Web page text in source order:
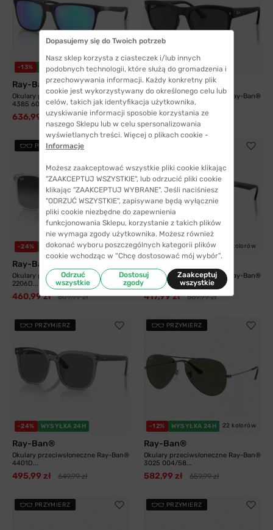
-13% WYSYŁKA 24H 3 kolory
Ray-Ban®
Okulary przeciwsłoneczne Ray-Ban®
4385 601SA1...
636,99 zł 728,99 zł
WYSYŁKA 24H
Ray-Ban®
Okulary przeciwsłoneczne Ray-Ban®
4428 601S48...
564,99 zł
PRZYMIERZ
-24% WYSYŁKA 24H 5 kolorów
Ray-Ban®
Okulary przeciwsłoneczne Ray-Ban®
2206D...
460,99 zł 609,99 zł
-27% WYSYŁKA 24H 5 kolorów
Okulary przeciwsłoneczne Ray-Ban®
2206D...
417,99 zł 569,99 zł
PRZYMIERZ
-24% WYSYŁKA 24H
Ray-Ban®
Okulary przeciwsłoneczne Ray-Ban®
4401D...
495,99 zł 649,99 zł
PRZYMIERZ
-12% WYSYŁKA 24H 22 kolorów
Ray-Ban®
Okulary przeciwsłoneczne Ray-Ban®
3025 004/58...
582,99 zł 659,99 zł
PRZYMIERZ PRZYMIERZ
Dopasujemy się do Twoich potrzeb
Nasz sklep korzysta z ciasteczek i/lub innych
podobnych technologii, które służą do gromadzenia i
przechowywania informacji. Każdy konkretny plik
cookie jest wykorzystywany do określonego celu lub
celów, takich jak identyfikacja użytkownika,
uzyskiwanie informacji sposobie korzystania ze
naszego Sklepu lub w celu spersonalizowania
wyświetlanych treści. Więcej o plikach cookie -
Informacje
Możesz zaakceptować wszystkie pliki cookie klikając
"ZAAKCEPTUJ WSZYSTKIE", lub odrzucić pliki cookie
klikając "ZAAKCEPTUJ WYBRANE". Jeśli naciśniesz
"ODRZUĆ WSZYSTKIE", zapisywane będą wyłącznie
pliki cookie niezbędne do zapewnienia
funkcjonowania Sklepu, korzystanie z takich plików
nie wymaga zgody użytkownika. Możesz również
dokonać wyboru poszczególnych kategorii plików
cookie wchodząc w “Chcę dostosować mój wybór”.
Odrzuć
wszystkie
Dostosuj
zgody
Zaakceptuj
wszystkie